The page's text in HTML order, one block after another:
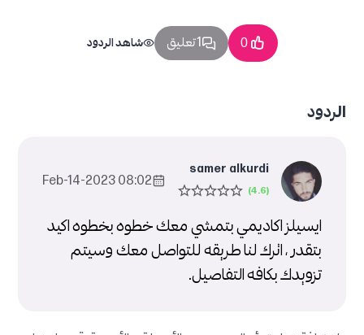
0 1 تعليق شاهد الردود
الردود
samer alkurdi
08:02 2023-Feb-14
ايسيلز اكاديمي بتمشي معك خطوه بخطوه اكيد
بتقدر ، اترك لنا طريقه للتواصل معك وسيتم
تزويدك بكافه التفاصيل.